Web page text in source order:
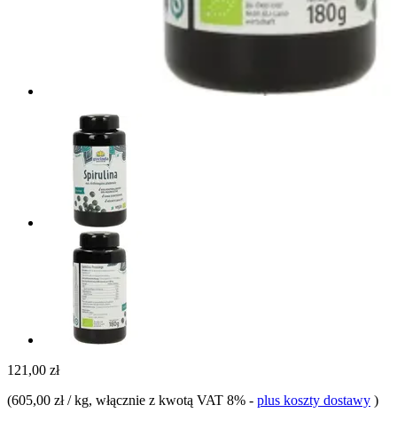
121,00 zł
(605,00 zł / kg, włącznie z kwotą VAT 8% - plus koszty dostawy )